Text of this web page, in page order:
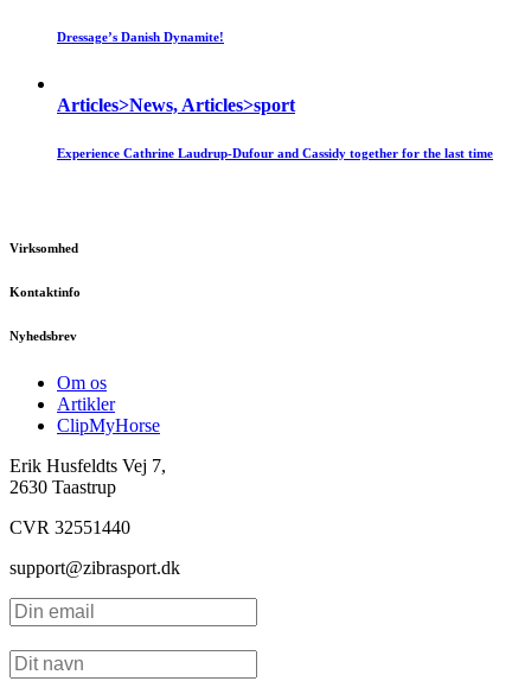
Dressage’s Danish Dynamite!
Articles>News, Articles>sport
Experience Cathrine Laudrup-Dufour and Cassidy together for the last time
Virksomhed
Kontaktinfo
Nyhedsbrev
Om os
Artikler
ClipMyHorse
Erik Husfeldts Vej 7,
2630 Taastrup
CVR 32551440
support@zibrasport.dk